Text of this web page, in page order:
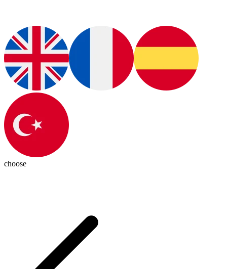
choose